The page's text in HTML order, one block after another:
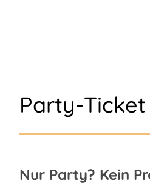
Party-
Nur Party? Kein